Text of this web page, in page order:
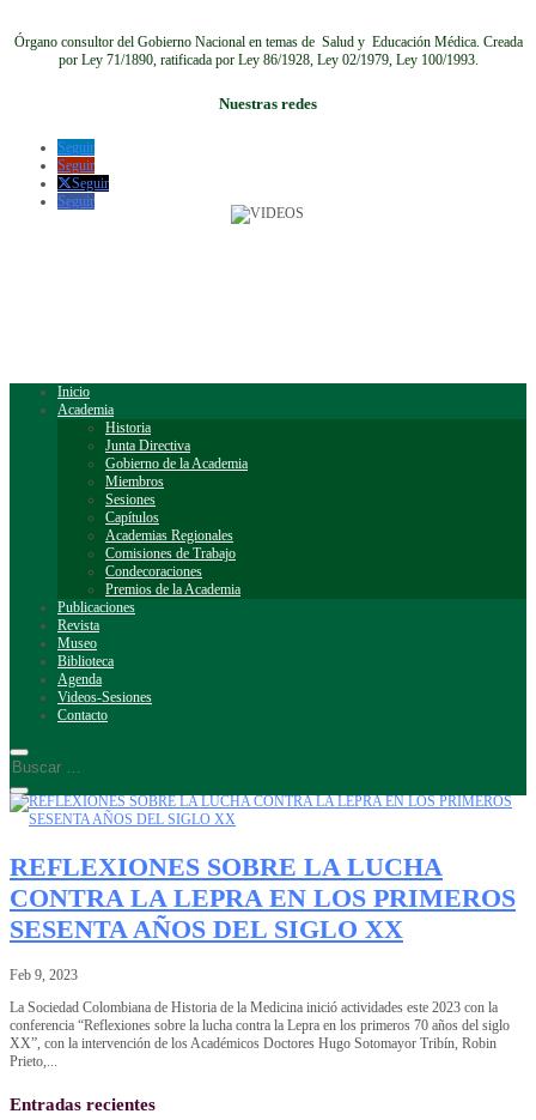
Órgano consultor del Gobierno Nacional en temas de Salud y Educación Médica. Creada
por Ley 71/1890, ratificada por Ley 86/1928, Ley 02/1979, Ley 100/1993.
Nuestras redes
Seguir
Seguir
Seguir
Seguir
Inicio
Academia
Historia
Junta Directiva
Gobierno de la Academia
Miembros
Sesiones
Capítulos
Academias Regionales
Comisiones de Trabajo
Condecoraciones
Premios de la Academia
Publicaciones
Revista
Museo
Biblioteca
Agenda
Videos-Sesiones
Contacto
REFLEXIONES SOBRE LA LUCHA
CONTRA LA LEPRA EN LOS PRIMEROS
SESENTA AÑOS DEL SIGLO XX
Feb 9, 2023
La Sociedad Colombiana de Historia de la Medicina inició actividades este 2023 con la
conferencia “Reflexiones sobre la lucha contra la Lepra en los primeros 70 años del siglo
XX”, con la intervención de los Académicos Doctores Hugo Sotomayor Tribín, Robin
Prieto,...
Entradas recientes